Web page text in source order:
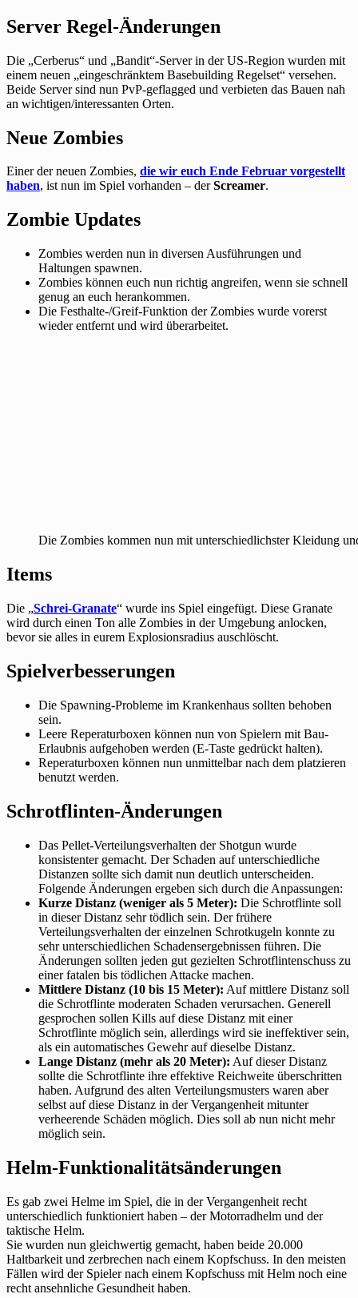
Server Regel-Änderungen
Die „Cerberus“ und „Bandit“-Server in der US-Region wurden mit
einem neuen „eingeschränktem Basebuilding Regelset“ versehen.
Beide Server sind nun PvP-geflagged und verbieten das Bauen nah
an wichtigen/interessanten Orten.
Neue Zombies
Einer der neuen Zombies, die wir euch Ende Februar vorgestellt
haben, ist nun im Spiel vorhanden – derScreamer.
Zombie Updates
Zombies werden nun in diversen Ausführungen und
Haltungen spawnen.
Zombies können euch nun richtig angreifen, wenn sie schnell
genug an euch herankommen.
Die Festhalte-/Greif-Funktion der Zombies wurde vorerst
wieder entfernt und wird überarbeitet.
Die Zombies kommen nun mit unterschiedlichster Kleidung
Items
Die „Schrei-Granate“ wurde ins Spiel eingefügt. Diese Granate
wird durch einen Ton alle Zombies in der Umgebung anlocken,
bevor sie alles in eurem Explosionsradius auschlöscht.
Spielverbesserungen
Die Spawning-Probleme im Krankenhaus sollten behoben
sein.
Leere Reperaturboxen können nun von Spielern mit Bau-
Erlaubnis aufgehoben werden (E-Taste gedrückt halten).
Reperaturboxen können nun unmittelbar nach dem platzieren
benutzt werden.
Schrotflinten-Änderungen
Das Pellet-Verteilungsverhalten der Shotgun wurde
konsistenter gemacht. Der Schaden auf unterschiedliche
Distanzen sollte sich damit nun deutlich unterscheiden.
Folgende Änderungen ergeben sich durch die Anpassungen:
Kurze Distanz (weniger als 5 Meter): Die Schrotflinte soll
in dieser Distanz sehr tödlich sein. Der frühere
Verteilungsverhalten der einzelnen Schrotkugeln konnte zu
sehr unterschiedlichen Schadensergebnissen führen. Die
Änderungen sollten jeden gut gezielten Schrotflintenschuss zu
einer fatalen bis tödlichen Attacke machen.
Mittlere Distanz (10 bis 15 Meter): Auf mittlere Distanz soll
die Schrotflinte moderaten Schaden verursachen. Generell
gesprochen sollen Kills auf diese Distanz mit einer
Schrotflinte möglich sein, allerdings wird sie ineffektiver sein,
als ein automatisches Gewehr auf dieselbe Distanz.
Lange Distanz (mehr als 20 Meter): Auf dieser Distanz
sollte die Schrotflinte ihre effektive Reichweite überschritten
haben. Aufgrund des alten Verteilungsmusters waren aber
selbst auf diese Distanz in der Vergangenheit mitunter
verheerende Schäden möglich. Dies soll ab nun nicht mehr
möglich sein.
Helm-Funktionalitätsänderungen
Es gab zwei Helme im Spiel, die in der Vergangenheit recht
unterschiedlich funktioniert haben – der Motorradhelm und der
taktische Helm.
Sie wurden nun gleichwertig gemacht, haben beide 20.000
Haltbarkeit und zerbrechen nach einem Kopfschuss. In den meisten
Fällen wird der Spieler nach einem Kopfschuss mit Helm noch eine
recht ansehnliche Gesundheit haben.